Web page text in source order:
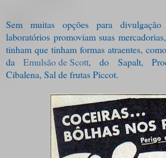
Sem muitas opções para
laboratórios promoviam suas
tinham que tinham formas atraentes,
daEmulsão de Scott, do Sapalt,
Cibalena, Sal de frutas Piccot.